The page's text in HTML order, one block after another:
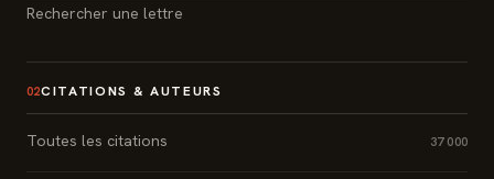
Rechercher une lettre
02CITATIONS & AUTEURS
Toutes les citations 37 000